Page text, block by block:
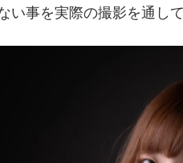
い事を実際の撮影を通し